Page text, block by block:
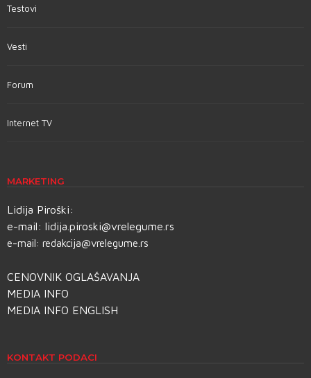
Testovi
Vesti
Forum
Internet TV
MARKETING
Lidija Piroški:
e-mail: lidija.piroski@vrelegume.rs
e-mail: redakcija@vrelegume.rs
CENOVNIK OGLAŠAVANJA
MEDIA INFO
MEDIA INFO ENGLISH
KONTAKT PODACI